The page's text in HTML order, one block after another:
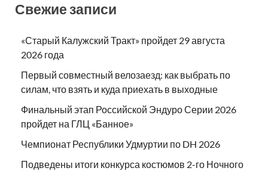
Свежие записи
«Старый Калужский Тракт» пройдет 29 августа
2026 года
Первый совместный велозаезд: как выбрать по
силам, что взять и куда приехать в выходные
Финальный этап Российской Эндуро Серии 2026
пройдет на ГЛЦ «Банное»
Чемпионат Республики Удмуртии по DH 2026
Подведены итоги конкурса костюмов 2-го Ночного